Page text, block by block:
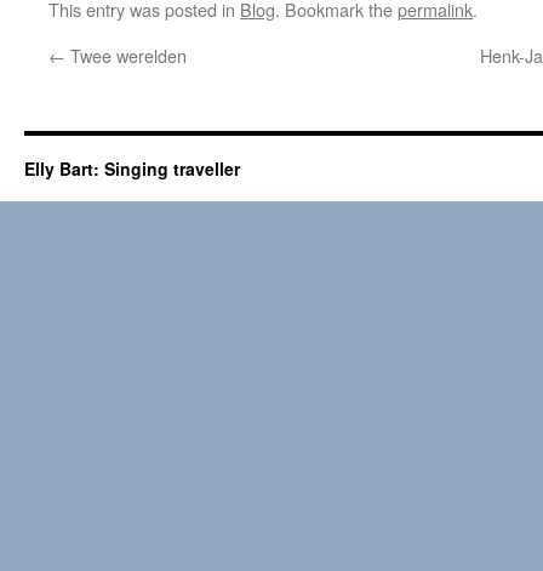
This entry was posted in Blog. Bookmark thepermalink.
← Twee werelden Henk-
Elly Bart: Singing traveller